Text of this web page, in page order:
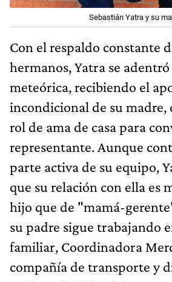
Sebastián Yatra y su
Con el respaldo constante
hermanos, Yatra se
meteórica, recibiendo el
incondicional de su madre,
rol de ama de casa para
representante. Aunque
parte activa de su equipo,
que su relación con ella es
hijo que de "mamá-
su padre sigue trabajando
familiar, Coordinadora
compañía de transporte y